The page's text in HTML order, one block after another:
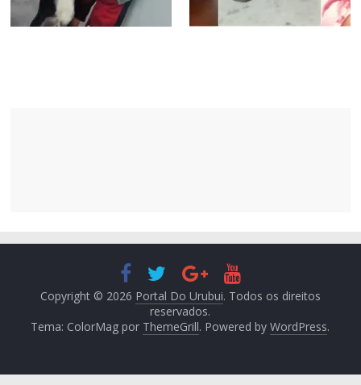
Copyright © 2026 Portal Do Urubui. Todos os direitos
reservados.
Tema: ColorMag por ThemeGrill. Powered byWordPress.